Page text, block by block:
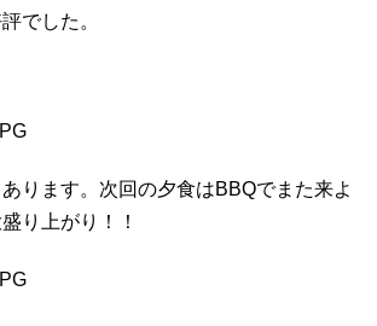
でした。
ります。次回の夕食はBBQでまた来よ
り上がり！！